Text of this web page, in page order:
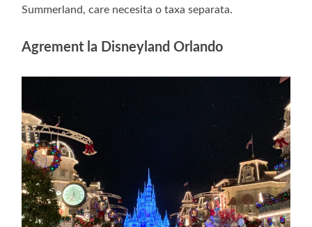
Summerland, care necesita o taxa separata.
Agrement la Disneyland Orlando